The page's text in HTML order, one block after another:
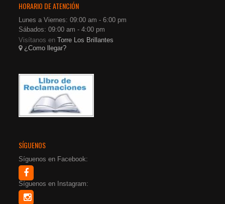
HORARIO DE ATENCIÓN
Lunes a Viernes: 09:00 am - 6:00 pm
Sábados: 09:00 am - 4:00 pm
Visítanos enTorre Los Brillantes
¿Como llegar?
SÍGUENOS
Síguenos en Facebook:
Síguenos en Instagram: